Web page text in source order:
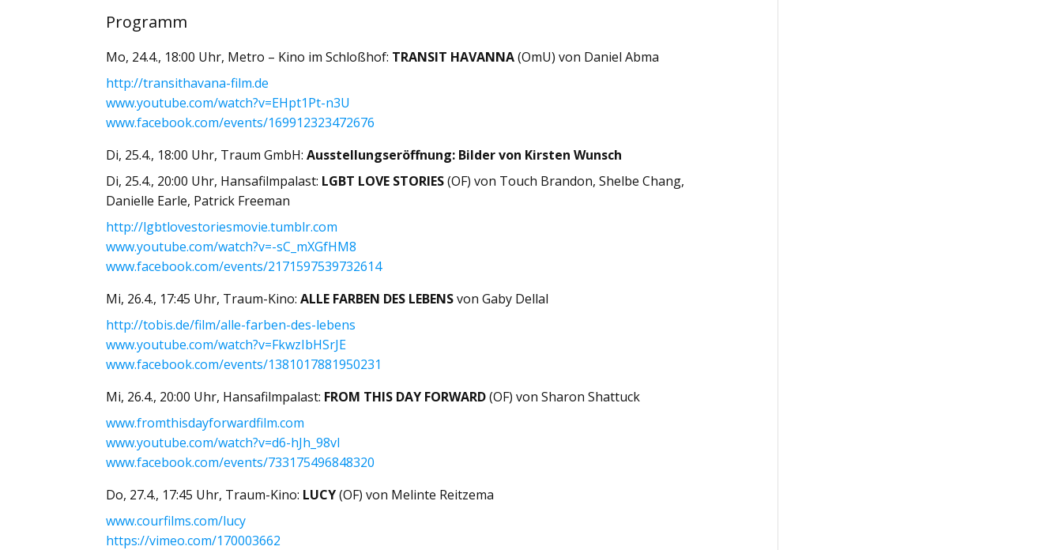
Programm
Mo, 24.4., 18:00 Uhr, Metro – Kino im Schloßhof: TRANSIT HAVANNA(OmU) von Daniel Abma
http://transithavana-film.de
www.youtube.com/watch?v=EHpt1Pt-n3U
www.facebook.com/events/169912323472676
Di, 25.4., 18:00 Uhr, Traum GmbH:Ausstellungseröffnung: Bilder von Kirsten Wunsch
Di, 25.4., 20:00 Uhr, Hansafilmpalast: LGBT LOVE STORIES(OF) von Touch Brandon, Shelbe Chang,
Danielle Earle, Patrick Freeman
http://lgbtlovestoriesmovie.tumblr.com
www.youtube.com/watch?v=-sC_mXGfHM8
www.facebook.com/events/2171597539732614
Mi, 26.4., 17:45 Uhr, Traum-Kino:ALLE FARBEN DES LEBENSvon Gaby Dellal
http://tobis.de/film/alle-farben-des-lebens
www.youtube.com/watch?v=FkwzIbHSrJE
www.facebook.com/events/1381017881950231
Mi, 26.4., 20:00 Uhr, Hansafilmpalast: FROM THIS DAY FORWARD(OF) von Sharon Shattuck
www.fromthisdayforwardfilm.com
www.youtube.com/watch?v=d6-hJh_98vI
www.facebook.com/events/733175496848320
Do, 27.4., 17:45 Uhr, Traum-Kino: LUCY(OF) von Melinte Reitzema
www.courfilms.com/lucy
https://vimeo.com/170003662